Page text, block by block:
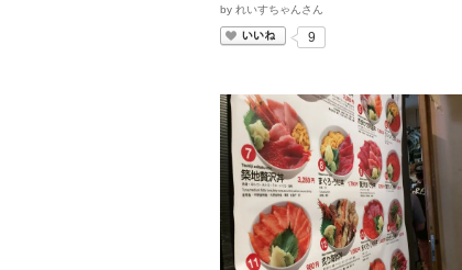
by れいすちゃんさん
いいね
9